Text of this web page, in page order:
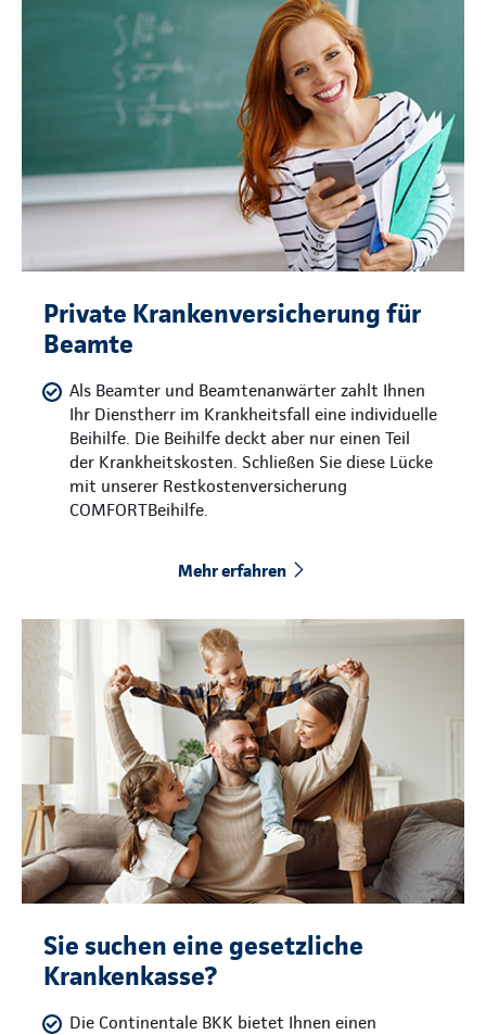
Private Krankenversicherung für
Beamte
Als Beamter und Beamtenanwärter zahlt Ihnen
Ihr Dienstherr im Krankheitsfall eine individuelle
Beihilfe. Die Beihilfe deckt aber nur einen Teil
der Krankheitskosten. Schließen Sie diese Lücke
mit unserer Restkostenversicherung
COMFORTBeihilfe.
Mehr erfahren
Sie suchen eine gesetzliche
Krankenkasse?
Die Continentale BKK bietet Ihnen einen